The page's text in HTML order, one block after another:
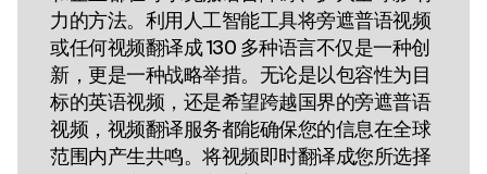
力的方法。利用人工智能工具将旁遮普语视频
或任何视频翻译成 130 多种语言不仅是一种创
新，更是一种战略举措。无论是以包容性为目
标的英语视频，还是希望跨越国界的旁遮普语
视频，视频翻译服务都能确保您的信息在全球
范围内产生共鸣。将视频即时翻译成您所选择